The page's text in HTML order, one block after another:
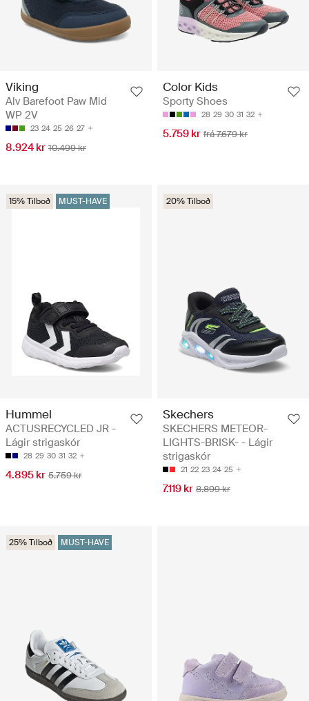
Viking
Alv Barefoot Paw Mid
WP 2V
23 24 25 26 27
8.924 kr 10.499 kr
Color Kids
Sporty Shoes
28 29 30 31 32
5.759 kr frá 7.679 kr
15% Tilboð MUST-HAVE
Hummel
ACTUSRECYCLED JR -
Lágir strigaskór
28 29 30 31 32
4.895 kr 5.759 kr
20% Tilboð
Skechers
SKECHERS METEOR-
LIGHTS-BRISK- - Lágir
strigaskór
21 22 23 24 25
7.119 kr 8.899 kr
25% Tilboð MUST-HAVE